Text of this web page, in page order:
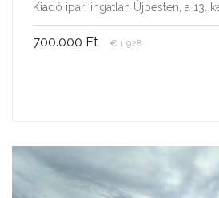
Kiadó ipari ingatlan Újpesten, a 13.
700.000 Ft € 1.928